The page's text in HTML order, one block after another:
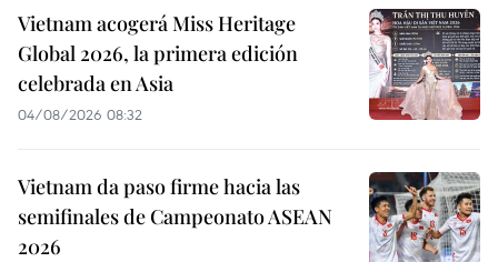
Vietnam acogerá Miss Heritage
Global 2026, la primera edición
celebrada en Asia
04/08/2026 08:32
Vietnam da paso firme hacia las
semifinales de Campeonato ASEAN
2026